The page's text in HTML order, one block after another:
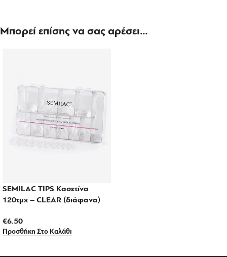
Μπορεί επίσης να σας αρέσει…
SEMILAC TIPS Κασετίνα
120τμχ – CLEAR (διάφανα)
€6.50
Προσθήκη Στο Καλάθι